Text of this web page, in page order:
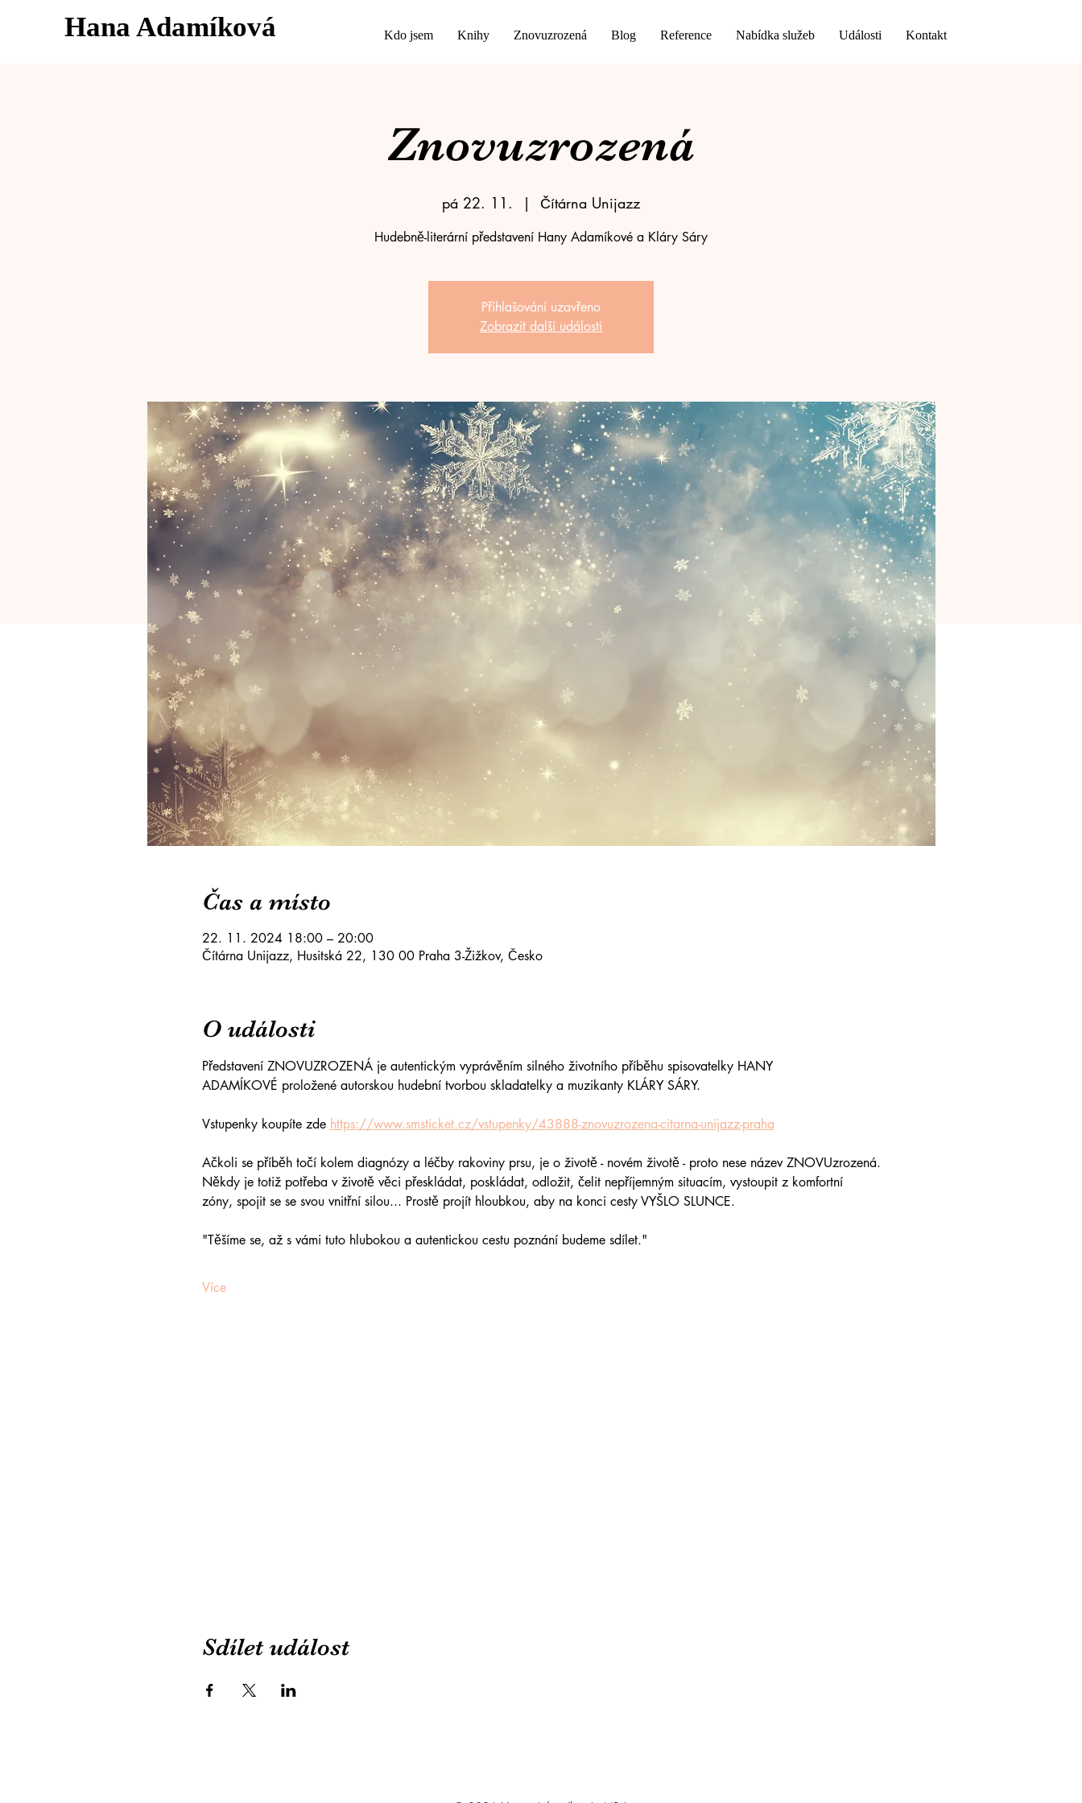
Hana Adamíková Kdo jsem Knihy Znovuzrozená Blog Reference Nabídka služeb Události Kontakt
Znovuzrozená
pá 22. 11.
  |
Čítárna Unijazz
Hudebně-literární představení Hany Adamíkové a Kláry Sáry
Přihlašování uzavřeno
Zobrazit další události
Čas a místo
22. 11. 2024 18:00 – 20:00
Čítárna Unijazz, Husitská 22, 130 00 Praha 3-Žižkov, Česko
O události
Představení ZNOVUZROZENÁ je autentickým vyprávěním silného životního příběhu spisovatelky HANY
ADAMÍKOVÉ proložené autorskou hudební tvorbou skladatelky a muzikanty KLÁRY SÁRY.
Vstupenky koupíte zde https://www.smsticket.cz/vstupenky/43888-znovuzrozena-citarna-unijazz-praha
Ačkoli se příběh točí kolem diagnózy a léčby rakoviny prsu, je o životě - novém životě - proto nese název ZNOVUzrozená.
Někdy je totiž potřeba v životě věci přeskládat, poskládat, odložit, čelit nepříjemným situacím, vystoupit z komfortní
zóny, spojit se se svou vnitřní silou... Prostě projít hloubkou, aby na konci cesty VYŠLO SLUNCE.
"Těšíme se, až s vámi tuto hlubokou a autentickou cestu poznání budeme sdílet."
Více
Sdílet událost